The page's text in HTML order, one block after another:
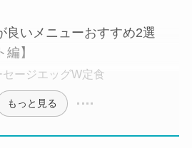
良いメニューおすすめ2選
編】
ージエッグW定食
もっと見る